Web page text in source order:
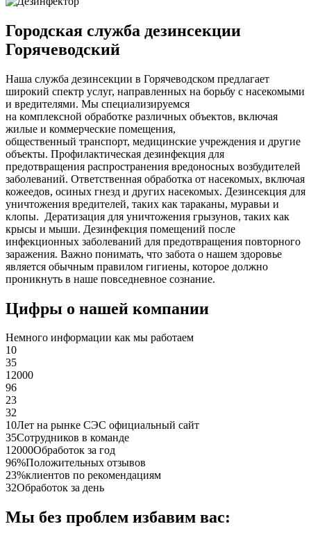
Городская служба дезинсекции
Горячеводский
Наша служба дезинсекции в Горячеводском предлагает
широкий спектр услуг, направленных на борьбу с насекомыми
и вредителями. Мы специализируемся
на комплексной обработке различных объектов, включая
жилые и коммерческие помещения,
общественный транспорт, медицинские учреждения и другие
объекты. Профилактическая дезинфекция для
предотвращения распространения вредоносных возбудителей
заболеваний. Ответственная обработка от насекомых, включая
кожеедов, осиных гнезд и других насекомых. Дезинсекция для
уничтожения вредителей, таких как тараканы, муравьи и
клопы. Дератизация для уничтожения грызунов, таких как
крысы и мыши. Дезинфекция помещений после
инфекционных заболеваний для предотвращения повторного
заражения. Важно понимать, что забота о нашем здоровье
является обычным правилом гигиены, которое должно
проникнуть в наше повседневное сознание.
Цифры о нашей компании
Немного информации как мы работаем
10
35
12000
96
23
32
10Лет на рынке СЭС официальный сайт
35Сотрудников в команде
12000Обработок за год
96%Положительных отзывов
23%клиентов по рекомендациям
32Обработок за день
Мы без проблем избавим вас: